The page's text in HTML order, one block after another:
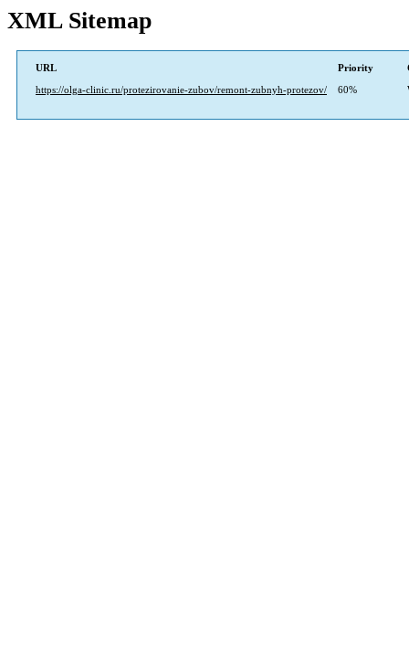
XML Sitemap
URL Priority
https://olga-clinic.ru/protezirovanie-zubov/remont-zubnyh-protezov/
60%